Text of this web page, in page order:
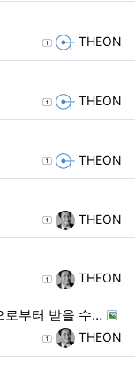
등록자 THEON
등록자 THEON
등록자 THEON
등록자 THEON
등록자 THEON
로부터 받을 수…
등록자 THEON